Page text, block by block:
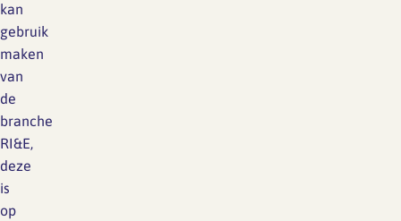
kan
gebruik
maken
van
de
branche
RI&E,
deze
is
op